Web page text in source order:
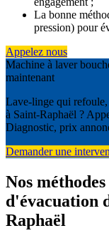
La bonne
pression) pour
Appelez nous
Machine à laver
maintenant
Lave-linge qui
à Saint-Raphaël ?
Diagnostic, prix
Demander une
Nos
d'évacuation
Raphaël